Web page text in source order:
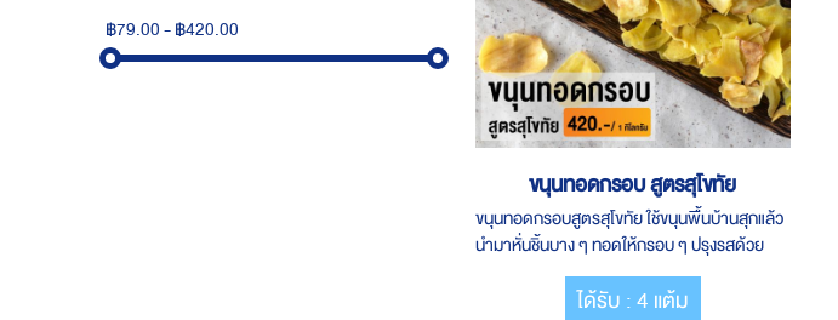
฿79.00-฿420.00
ขนุนทอดกรอบ สูตรสุโขทัย
ขนุนทอดกรอบสูตรสุโขทัย ใช้ขนุนพื้นบ้านสุกแล้ว
นำมาหั่นชิ้นบาง ๆ ทอดให้กรอบ ๆ ปรุงรสด้วย
เกลือนิดหน่อย ทานเล่นเพลินๆ รสชาติอร่อย
ขนาดบรรจุภัณฑ์ 1 กิโลกรัม
ได้รับ : 4 แต้ม